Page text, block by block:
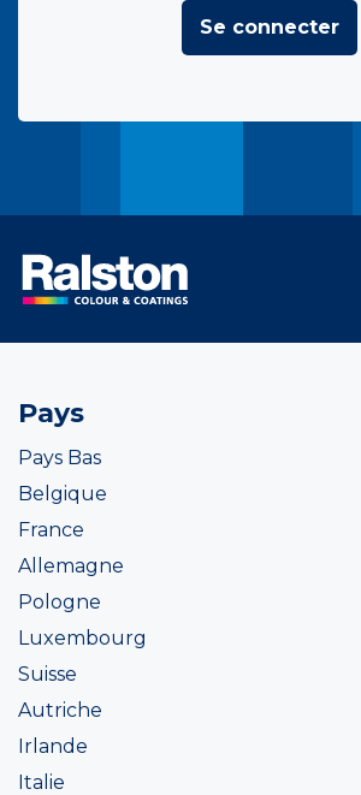
Se connecter
Pays
Pays Bas
Belgique
France
Allemagne
Pologne
Luxembourg
Suisse
Autriche
Irlande
Italie